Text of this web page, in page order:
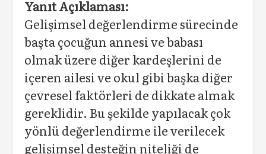
Yanıt Açıklaması:
Gelişimsel değerlendirme sürecinde
başta çocuğun annesi ve babası
olmak üzere diğer kardeşlerini de
içeren ailesi ve okul gibi başka diğer
çevresel faktörleri de dikkate almak
gereklidir. Bu şekil­de yapılacak çok
yönlü değerlendirme ile verilecek
gelişimsel desteğin niteliği de